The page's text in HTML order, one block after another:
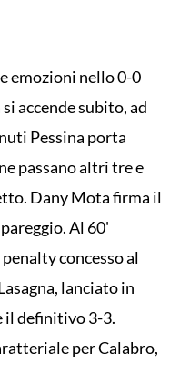
emozioni nello 0-0
accende subito, ad
Pessina porta
passano altri tre e
Dany Mota firma il
Al 60'
concesso al
lanciato in
il definitivo 3-3.
per Calabro,